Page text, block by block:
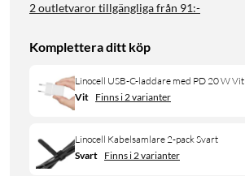
2 outletvaror tillgängliga från 91:-
Komplettera ditt köp
Linocell USB-C-laddare med PD 20 W Vit
Vit Finns i 2 varianter
Linocell Kabelsamlare 2-pack Svart
Svart Finns i 2 varianter